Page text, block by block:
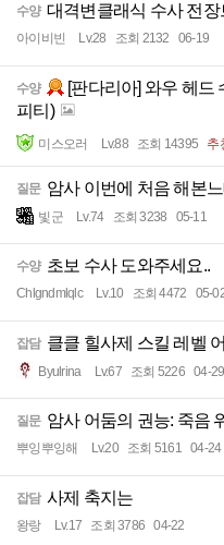
수양 대격변클래식 수사 전
아이비빈 Lv.28 조회 2132 06-19
수양
[판다리아] 와우 헤드
피티)
미스오러 Lv.88 조회 14395 추
질문 암사 이번에 처음 해본
빛군 Lv.74 조회 3238 05-11
수양 초보 수사 도와주세요..
Chlgndmlqlc Lv.10 조회 4472 05-
잡담 클클 힐사제 스킬 레벨
Byulrina Lv.67 조회 5226 04-29
질문 암사 어둠의 권능: 죽음
뿌잉뿌잉해 Lv.20 조회 5161 04-24
잡담 사제 축지는
왕랑 Lv.17 조회 3786 04-22